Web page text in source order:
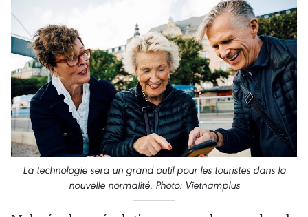
La technologie sera un grand outil pour les touristes dans la
nouvelle normalité. Photo: Vietnamplus